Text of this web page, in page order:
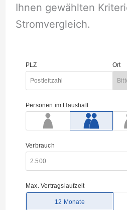
Ihnen gewählten
Stromvergleich.